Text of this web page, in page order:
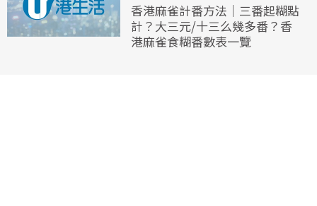
香港麻雀計番方法｜三番起糊點
計？大三元/十三么幾多番？香
港麻雀食糊番數表一覽